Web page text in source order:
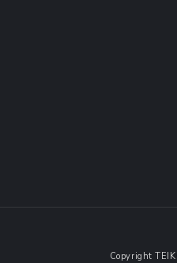
Copyright